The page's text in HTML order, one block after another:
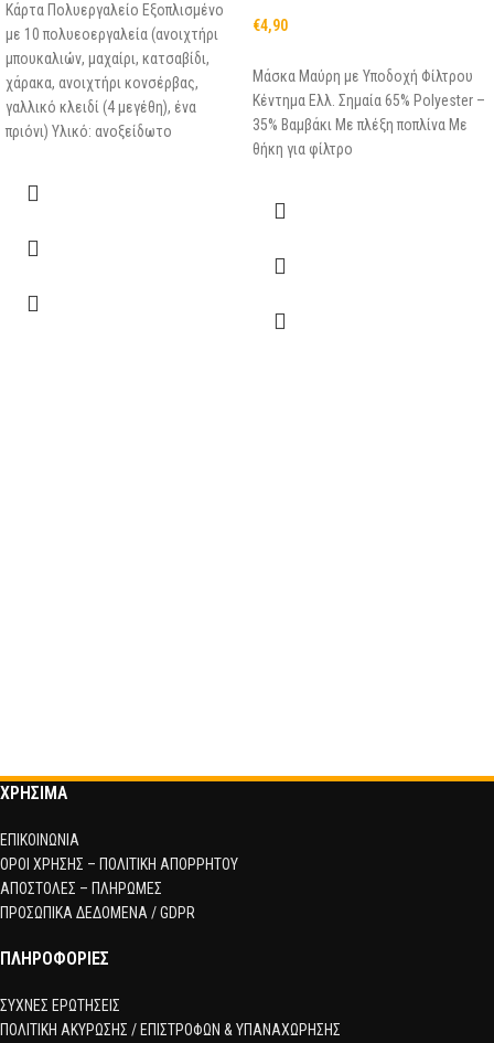
Κάρτα Πολυεργαλείο Εξοπλισμένο
με 10 πολυεοεργαλεία (ανοιχτήρι
μπουκαλιών, μαχαίρι, κατσαβίδι,
χάρακα, ανοιχτήρι κονσέρβας,
γαλλικό κλειδί (4 μεγέθη), ένα
πριόνι) Υλικό: ανοξείδωτο
€4,90
Μάσκα Μαύρη με Υποδοχή Φίλτρου
Κέντημα Ελλ. Σημαία 65% Polyester –
35% Βαμβάκι Με πλέξη ποπλίνα Με
θήκη για φίλτρο
ΧΡΗΣΙΜΑ
ΕΠΙΚΟΙΝΩΝΙΑ
ΟΡΟΙ ΧΡΗΣΗΣ – ΠΟΛΙΤΙΚΗ ΑΠΟΡΡΗΤΟΥ
ΑΠΟΣΤΟΛΕΣ – ΠΛΗΡΩΜΕΣ
ΠΡΟΣΩΠΙΚΑ ΔΕΔΟΜΕΝΑ / GDPR
ΠΛΗΡΟΦΟΡΙΕΣ
ΣΥΧΝΕΣ ΕΡΩΤΗΣΕΙΣ
ΠΟΛΙΤΙΚΗ ΑΚΥΡΩΣΗΣ / ΕΠΙΣΤΡΟΦΩΝ & ΥΠΑΝΑΧΩΡΗΣΗΣ